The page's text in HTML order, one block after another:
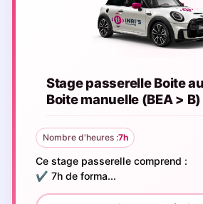
Stage passerelle Boite
Boite manuelle (BEA >
Nombre d'heures :7h
Ce stage passerelle comprend :
✔️ 7h de forma...